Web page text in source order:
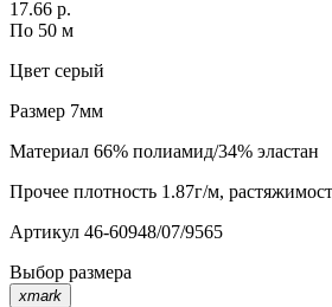
17.66 р.
По 50 м
Цвет серый
Размер 7мм
Материал 66% полиамид/34% эластан
Прочее плотность 1.87г/м,
Артикул 46-60948/07/9565
Выбор размера
xmark